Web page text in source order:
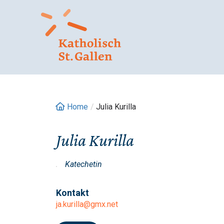
Home / Julia Kurilla
Julia Kurilla
Katechetin
Kontakt
ja.kurilla@gmx.net